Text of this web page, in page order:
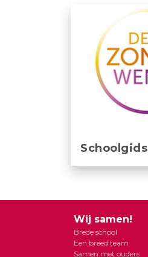
Schoolgids
Wij samen!
Brede school
Een breed team
Samen met ouders